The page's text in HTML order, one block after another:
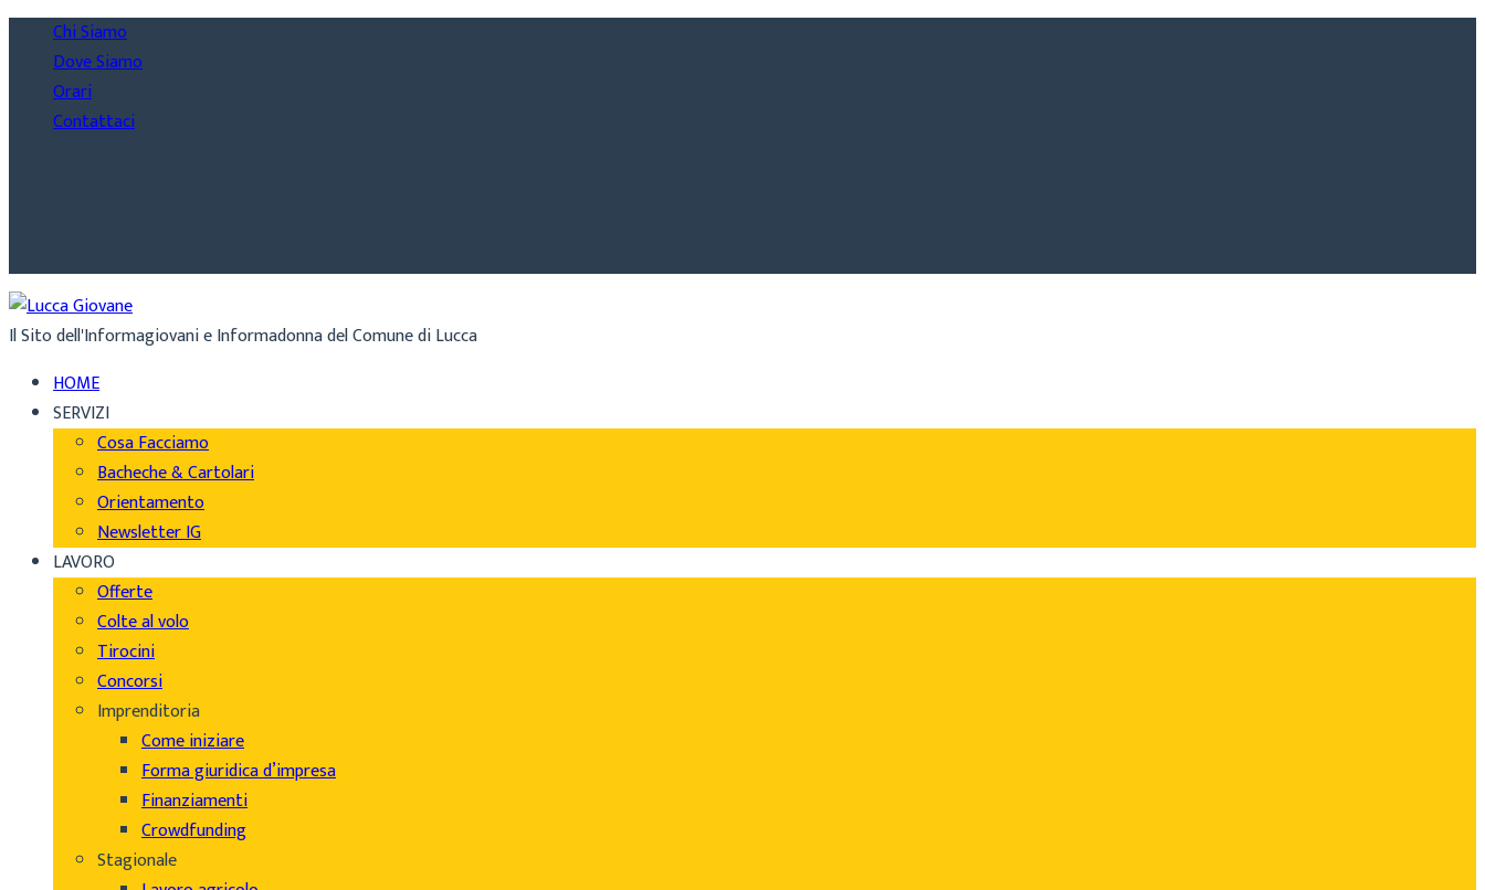
Chi Siamo
Dove Siamo
Orari
Contattaci
Il Sito dell'Informagiovani e Informadonna del Comune di Lucca
HOME
SERVIZI
Cosa Facciamo
Bacheche & Cartolari
Orientamento
Newsletter IG
LAVORO
Offerte
Colte al volo
Tirocini
Concorsi
Imprenditoria
Come iniziare
Forma giuridica d’impresa
Finanziamenti
Crowdfunding
Stagionale